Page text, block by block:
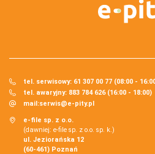
tel. serwisowy: 61 307 00 77 (08:00 -
tel. awaryjny: 883 784 626 (16:00 - 18:00)
mail:serwis@e-pity.pl
e-file sp. z o.o.
(dawniej: e-file sp. z o.o. sp. k.)
ul. Jeziorańska 12
(60-461) Poznań